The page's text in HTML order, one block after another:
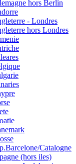
hors Berlin
- Londres
hors Londres
Catalogne
(hors iles)